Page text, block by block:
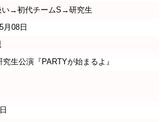
い→初代チームS→研究生
月08日
生公演『PARTYが始まるよ』